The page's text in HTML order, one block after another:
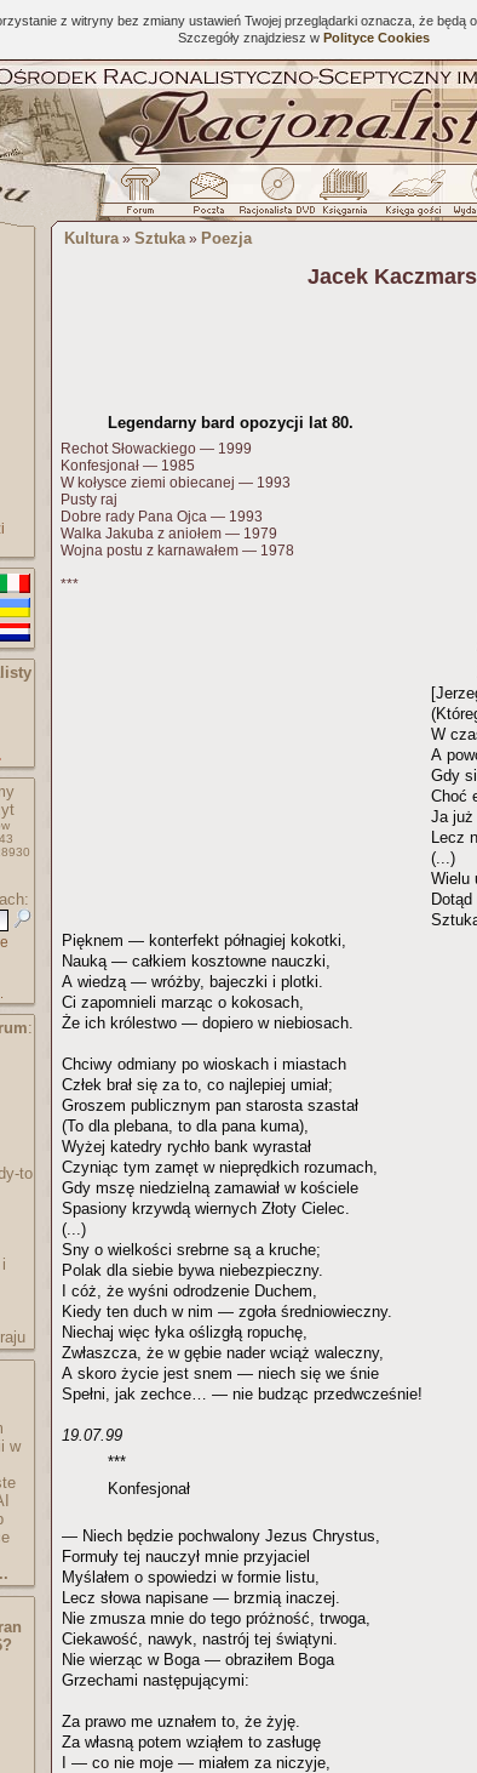
z witryny bez zmiany ustawień Twojej przeglądarki oznacza, że będą
Szczegóły znajdziesz w Polityce Cookies
:
to
w
Kultura» Sztuka» Poezja
Jacek
Legendarny bard opozycji lat 80.
Rechot Słowackiego — 1999
Konfesjonał — 1985
W kołysce ziemi obiecanej — 1993
Pusty raj
Dobre rady Pana Ojca — 1993
Walka Jakuba z aniołem — 1979
Wojna postu z karnawałem — 1978
***
W
A
Gdy
Choć
Ja już
Lecz
(...)
Wielu
Pięknem — konterfekt półnagiej kokotki,
Nauką — całkiem kosztowne nauczki,
A wiedzą — wróżby, bajeczki i plotki.
Ci zapomnieli marząc o kokosach,
Że ich królestwo — dopiero w niebiosach.
Chciwy odmiany po wioskach i miastach
Człek brał się za to, co najlepiej umiał;
Groszem publicznym pan starosta szastał
(To dla plebana, to dla pana kuma),
Wyżej katedry rychło bank wyrastał
Czyniąc tym zamęt w nieprędkich rozumach,
Gdy mszę niedzielną zamawiał w kościele
Spasiony krzywdą wiernych Złoty Cielec.
(...)
Sny o wielkości srebrne są a kruche;
Polak dla siebie bywa niebezpieczny.
I cóż, że wyśni odrodzenie Duchem,
Kiedy ten duch w nim — zgoła średniowieczny.
Niechaj więc łyka oślizgłą ropuchę,
Zwłaszcza, że w gębie nader wciąż waleczny,
A skoro życie jest snem — niech się we śnie
Spełni, jak zechce… — nie budząc przedwcześnie!
19.07.99
***
Konfesjonał
— Niech będzie pochwalony Jezus Chrystus,
Formuły tej nauczył mnie przyjaciel
Myślałem o spowiedzi w formie listu,
Lecz słowa napisane — brzmią inaczej.
Nie zmusza mnie do tego próżność, trwoga,
Ciekawość, nawyk, nastrój tej świątyni.
Nie wierząc w Boga — obraziłem Boga
Grzechami następującymi:
Za prawo me uznałem to, że żyję.
Za własną potem wziąłem to zasługę
I — co nie moje — miałem za niczyje,